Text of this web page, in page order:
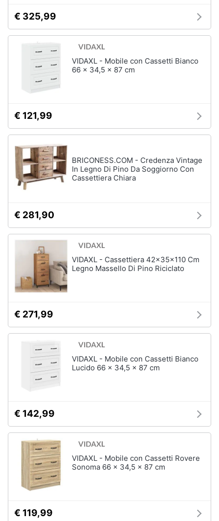
€ 325,99
VIDAXL - Mobile con Cassetti Bianco
66 x 34,5 x 87 cm
€ 121,99
BRICONESS.COM - Credenza Vintage
In Legno Di Pino Da Soggiorno Con
Cassettiera Chiara
€ 281,90
VIDAXL - Cassettiera 42x35x110 Cm
Legno Massello Di Pino Riciclato
€ 271,99
VIDAXL - Mobile con Cassetti Bianco
Lucido 66 x 34,5 x 87 cm
€ 142,99
VIDAXL - Mobile con Cassetti Rovere
Sonoma 66 x 34,5 x 87 cm
€ 119,99